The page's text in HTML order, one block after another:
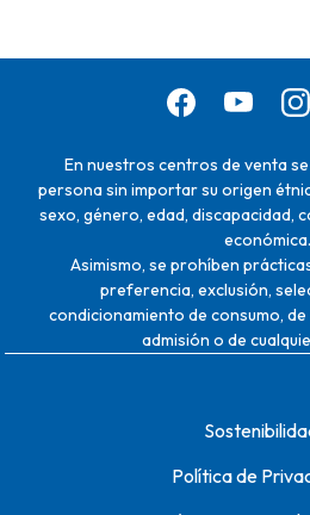
En nuestros centros de venta
persona sin importar su origen
sexo, género, edad, discapacidad,
económica.
Asimismo, se prohíben
preferencia, exclusión,
condicionamiento de consumo,
admisión o de
Política de